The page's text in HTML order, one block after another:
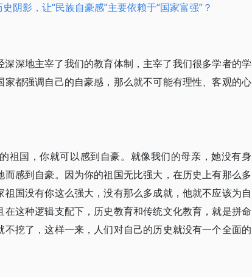
阴影，让“民族自豪感”主要依赖于“国家富强”？
深地主宰了我们的教育体制，主宰了我们很多学者的学
都强调自己的自豪感，那么就不可能有理性、客观的心
祖国，你就可以感到自豪。就像我们的母亲，她没有身
感到自豪。因为你的祖国无比强大，在历史上有那么多
国没有你这么强大，没有那么多成就，他就不应该为自
这种逻辑支配下，历史教育和传统文化教育，就是拼命
挖了，这样一来，人们对自己的历史就没有一个全面的